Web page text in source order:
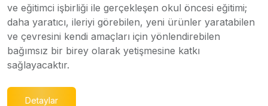
ve eğitimci işbirliği ile gerçekleşen okul öncesi eğitimi;
daha yaratıcı, ileriyi görebilen, yeni ürünler yaratabilen
ve çevresini kendi amaçları için yönlendirebilen
bağımsız bir birey olarak yetişmesine katkı
sağlayacaktır.
Detaylar